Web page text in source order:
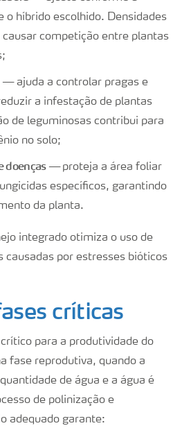
o híbrido escolhido. Densidades
competição entre plantas
—ajuda a controlar pragas e
a infestação de plantas
de leguminosas contribui para
no solo;
doenças —proteja a área foliar
específicos, garantindo
da planta.
integrado otimiza o uso de
causadas por estresses bióticos
críticas
para a produtividade do
fase reprodutiva, quando a
de água e a água é
de polinização e
adequado garante: